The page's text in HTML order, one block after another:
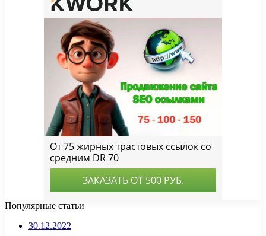
Популярные статьи
30.12.2022